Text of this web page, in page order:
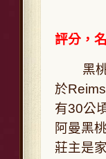
評分，
黑桃A
於
有30公
阿曼黑
莊主是